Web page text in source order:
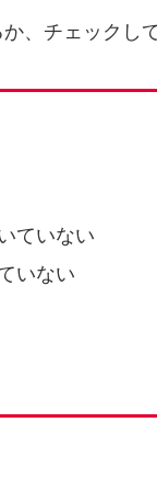
、チェックし
ていない
いない